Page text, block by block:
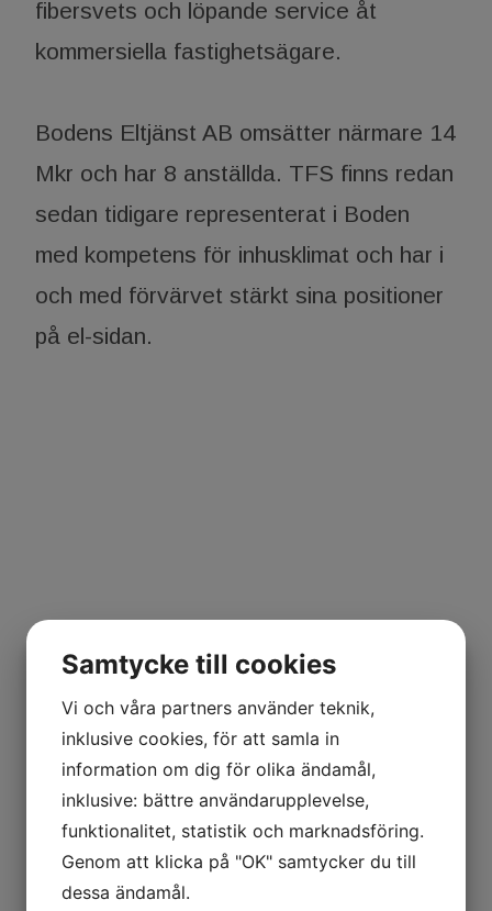
fibersvets och löpande service åt
kommersiella fastighetsägare.
Bodens Eltjänst AB omsätter närmare 14
Mkr och har 8 anställda. TFS finns redan
sedan tidigare representerat i Boden
med kompetens för inhusklimat och har i
och med förvärvet stärkt sina positioner
på el-sidan.
22 Juni - 2023
Teknisk Fastighetsservice
har förvärvat Jämtlands Kyl
och Värmecenter
Teknisk Fastighetsservice AB förvärvar
Jämtlands Kyl- och Värmecenter AB,
Samtycke till cookies
Vi och våra partners använder teknik,
inklusive cookies, för att samla in
information om dig för olika ändamål,
inklusive: bättre användarupplevelse,
funktionalitet, statistik och marknadsföring.
Genom att klicka på "OK" samtycker du till
dessa ändamål.